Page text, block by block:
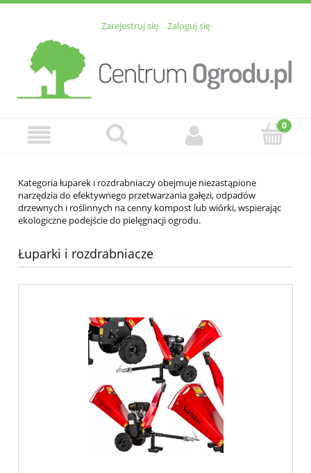
Zarejestruj się Zaloguj się
Kategoria łuparek i rozdrabniaczy obejmuje niezastąpione
narzędzia do efektywnego przetwarzania gałęzi, odpadów
drzewnych i roślinnych na cenny kompost lub wiórki, wspierając
ekologiczne podejście do pielęgnacji ogrodu.
Łuparki i rozdrabniacze